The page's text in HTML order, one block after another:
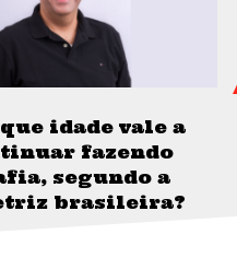
idade vale a
fazendo
segundo a
brasileira?